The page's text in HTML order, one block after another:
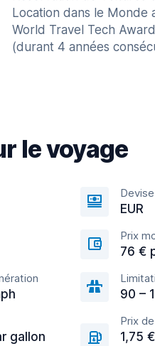
Location dans le Monde
World Travel Tech
(durant 4 années
le voyage
Devise
EUR
Prix
76 €
90 –
gallon
Prix
1,75